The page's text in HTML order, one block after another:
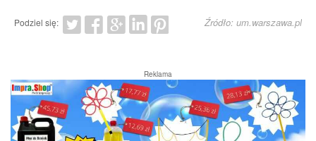
Podziel się: Źródło: um.warszawa.pl
Reklama